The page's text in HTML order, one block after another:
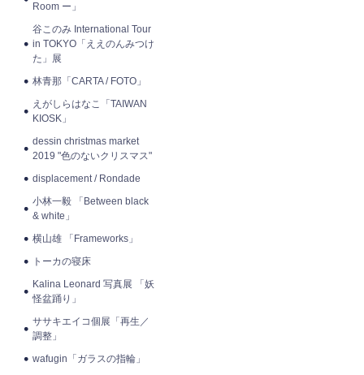
Room ー」
谷このみ International Tour
in TOKYO「ええのんみつけ
た」展
林青那「CARTA / FOTO」
えがしらはなこ「TAIWAN
KIOSK」
dessin christmas market
2019 "色のないクリスマス"
displacement / Rondade
小林一毅 「Between black
& white」
横山雄 「Frameworks」
トーカの寝床
Kalina Leonard 写真展 「妖
怪盆踊り」
ササキエイコ個展「再生／
調整」
wafugin「ガラスの指輪」